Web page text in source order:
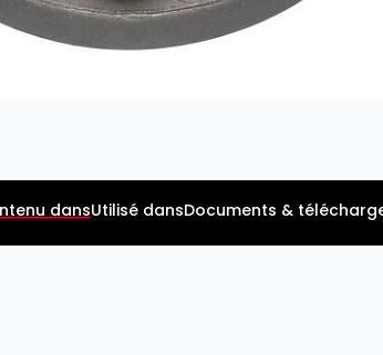
dansUtilisé dansDocuments &